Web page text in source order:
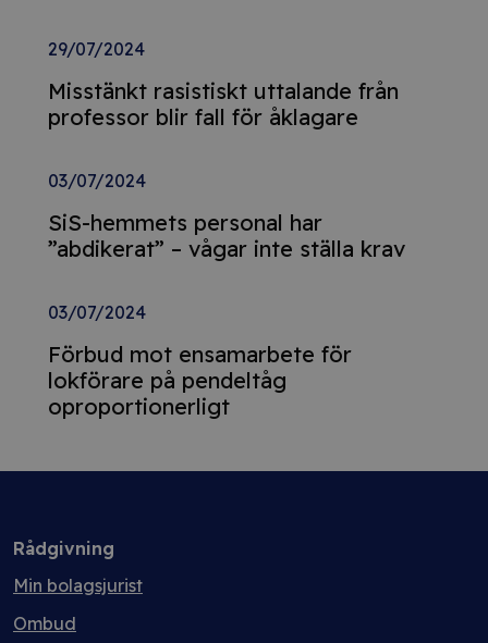
29/07/2024
Misstänkt rasistiskt uttalande från
professor blir fall för åklagare
03/07/2024
SiS-hemmets personal har
”abdikerat” – vågar inte ställa krav
03/07/2024
Förbud mot ensamarbete för
lokförare på pendeltåg
oproportionerligt
Rådgivning
Min bolagsjurist
Ombud